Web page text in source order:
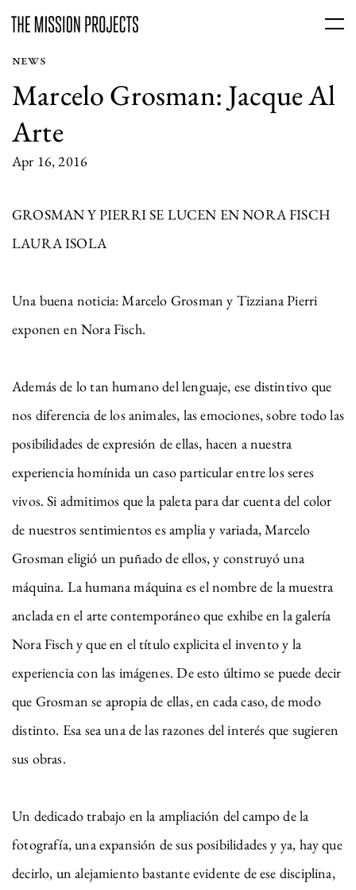
NEWS
Marcelo Grosman: Jacque Al
Arte
Apr 16, 2016
GROSMAN Y PIERRI SE LUCEN EN NORA FISCH
LAURA ISOLA
Una buena noticia: Marcelo Grosman y Tizziana Pierri
exponen en Nora Fisch.
Además de lo tan humano del lenguaje, ese distintivo que
nos diferencia de los animales, las emociones, sobre todo las
posibilidades de expresión de ellas, hacen a nuestra
experiencia homínida un caso particular entre los seres
vivos. Si admitimos que la paleta para dar cuenta del color
de nuestros sentimientos es amplia y variada, Marcelo
Grosman eligió un puñado de ellos, y construyó una
máquina. La humana máquina es el nombre de la muestra
anclada en el arte contemporáneo que exhibe en la galería
Nora Fisch y que en el título explicita el invento y la
experiencia con las imágenes. De esto último se puede decir
que Grosman se apropia de ellas, en cada caso, de modo
distinto. Esa sea una de las razones del interés que sugieren
sus obras.
Un dedicado trabajo en la ampliación del campo de la
fotografía, una expansión de sus posibilidades y ya, hay que
decirlo, un alejamiento bastante evidente de ese disciplina,